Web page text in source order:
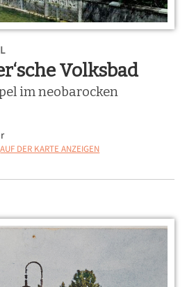
Volksbad
im neobarocken
AUF DER KARTE ANZEIGEN